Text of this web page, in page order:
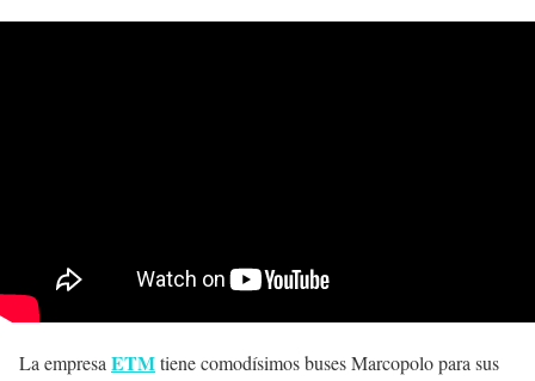
La empresa ETMtiene comodísimos buses Marcopolo para sus